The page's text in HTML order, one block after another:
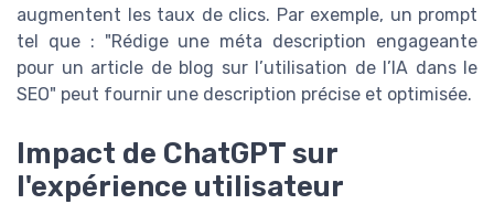
augmentent les taux de clics. Par exemple, un prompt
tel que : "Rédige une méta description engageante
pour un article de blog sur l’utilisation de l’IA dans le
SEO" peut fournir une description précise et optimisée.
Impact de ChatGPT sur
l'expérience utilisateur